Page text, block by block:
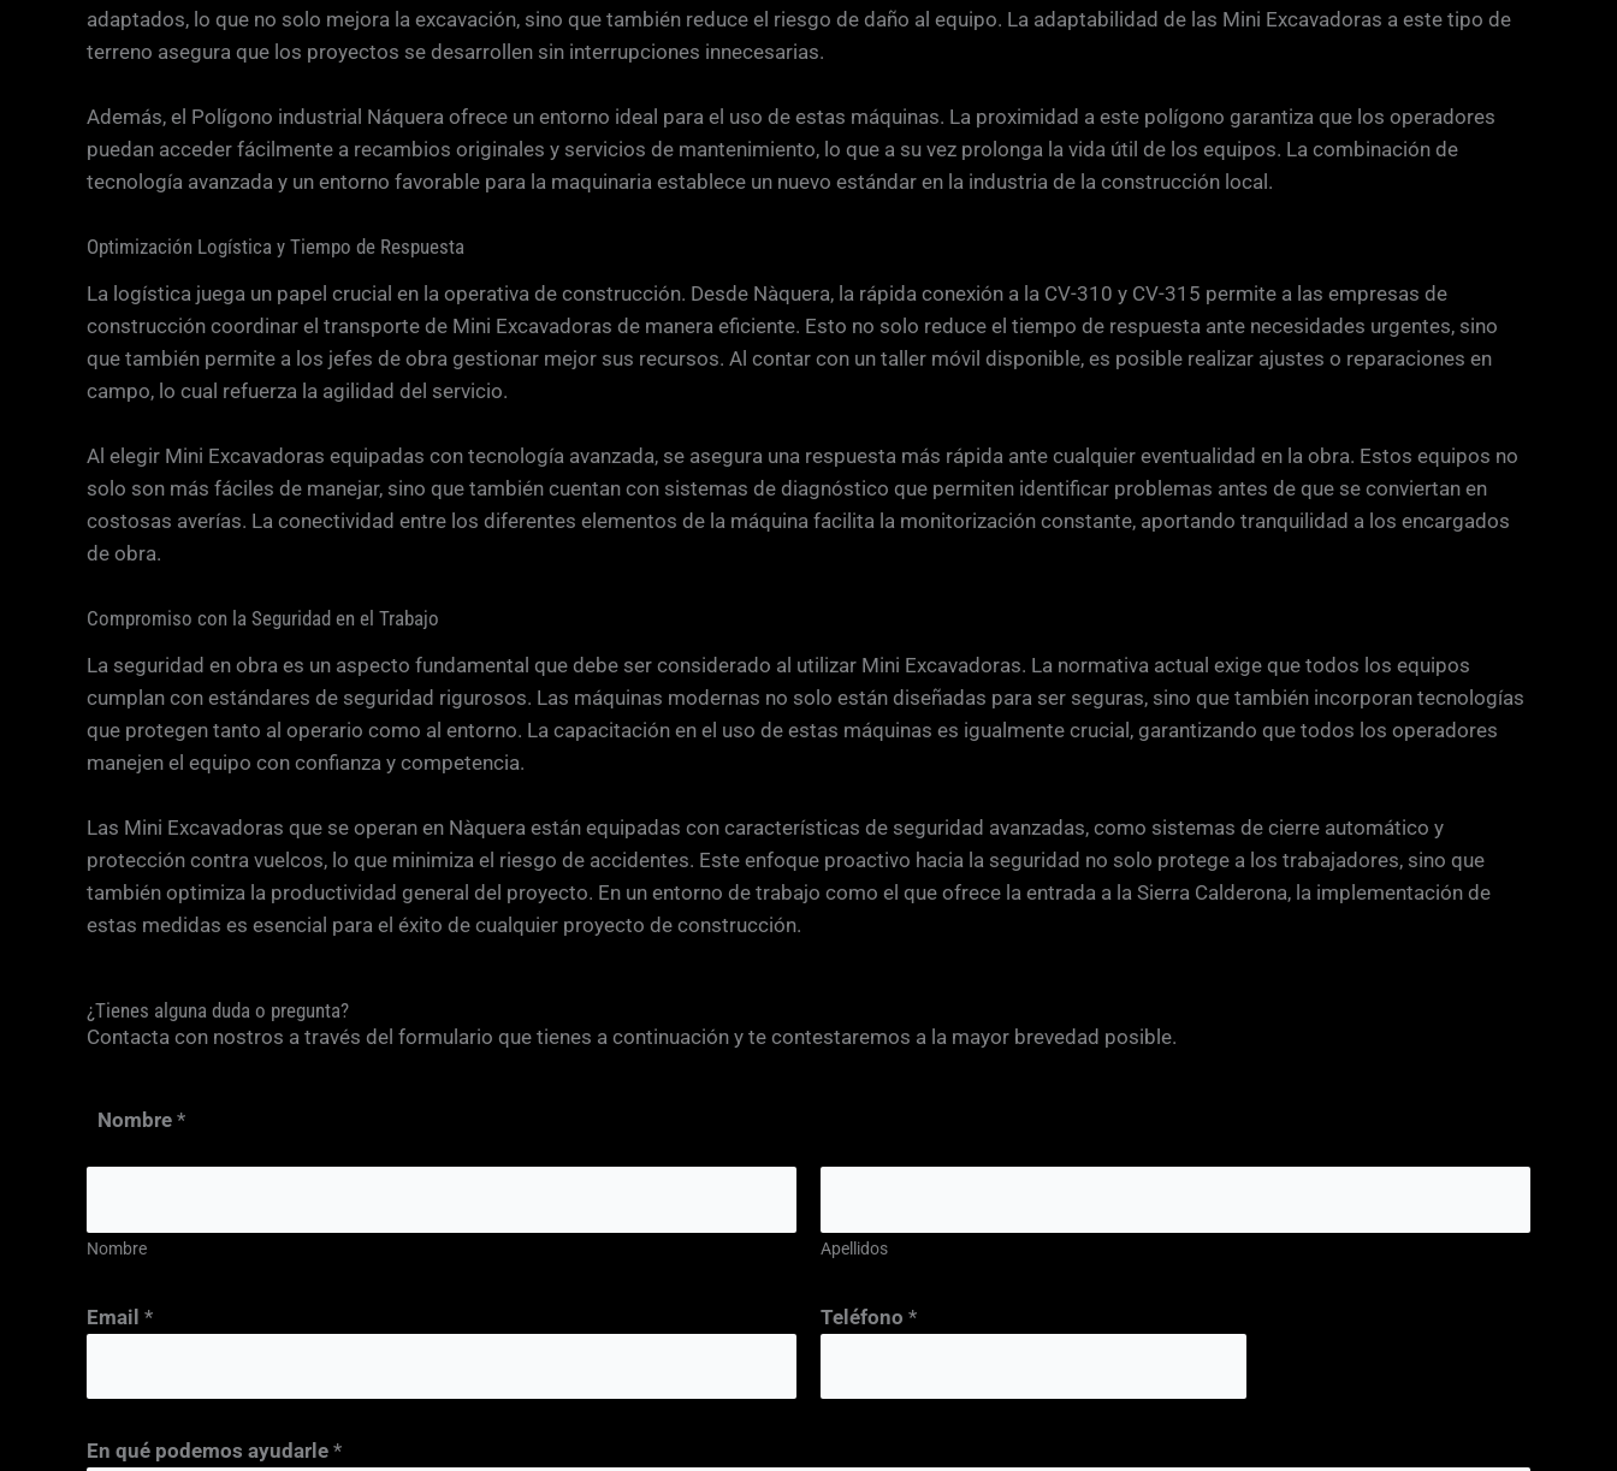
adaptados, lo que no solo mejora la excavación, sino que también reduce el riesgo de daño al equipo. La adaptabilidad de las Mini Excavadoras a este tipo de
terreno asegura que los proyectos se desarrollen sin interrupciones innecesarias.
Además, el Polígono industrial Náquera ofrece un entorno ideal para el uso de estas máquinas. La proximidad a este polígono garantiza que los operadores
puedan acceder fácilmente a recambios originales y servicios de mantenimiento, lo que a su vez prolonga la vida útil de los equipos. La combinación de
tecnología avanzada y un entorno favorable para la maquinaria establece un nuevo estándar en la industria de la construcción local.
Optimización Logística y Tiempo de Respuesta
La logística juega un papel crucial en la operativa de construcción. Desde Nàquera, la rápida conexión a la CV-310 y CV-315 permite a las empresas de
construcción coordinar el transporte de Mini Excavadoras de manera eficiente. Esto no solo reduce el tiempo de respuesta ante necesidades urgentes, sino
que también permite a los jefes de obra gestionar mejor sus recursos. Al contar con un taller móvil disponible, es posible realizar ajustes o reparaciones en
campo, lo cual refuerza la agilidad del servicio.
Al elegir Mini Excavadoras equipadas con tecnología avanzada, se asegura una respuesta más rápida ante cualquier eventualidad en la obra. Estos equipos no
solo son más fáciles de manejar, sino que también cuentan con sistemas de diagnóstico que permiten identificar problemas antes de que se conviertan en
costosas averías. La conectividad entre los diferentes elementos de la máquina facilita la monitorización constante, aportando tranquilidad a los encargados
de obra.
Compromiso con la Seguridad en el Trabajo
La seguridad en obra es un aspecto fundamental que debe ser considerado al utilizar Mini Excavadoras. La normativa actual exige que todos los equipos
cumplan con estándares de seguridad rigurosos. Las máquinas modernas no solo están diseñadas para ser seguras, sino que también incorporan tecnologías
que protegen tanto al operario como al entorno. La capacitación en el uso de estas máquinas es igualmente crucial, garantizando que todos los operadores
manejen el equipo con confianza y competencia.
Las Mini Excavadoras que se operan en Nàquera están equipadas con características de seguridad avanzadas, como sistemas de cierre automático y
protección contra vuelcos, lo que minimiza el riesgo de accidentes. Este enfoque proactivo hacia la seguridad no solo protege a los trabajadores, sino que
también optimiza la productividad general del proyecto. En un entorno de trabajo como el que ofrece la entrada a la Sierra Calderona, la implementación de
estas medidas es esencial para el éxito de cualquier proyecto de construcción.
¿Tienes alguna duda o pregunta?
Contacta con nostros a través del formulario que tienes a continuación y te contestaremos a la mayor brevedad posible.
Nombre *
Nombre Apellidos
e
y
d
Email * Teléfono *
En qué podemos ayudarle *